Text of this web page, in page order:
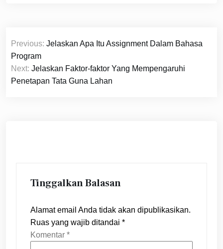
Navigasi
pos
Previous: Jelaskan Apa Itu Assignment Dalam Bahasa
Program
Next: Jelaskan Faktor-faktor Yang Mempengaruhi
Penetapan Tata Guna Lahan
Tinggalkan Balasan
Alamat email Anda tidak akan dipublikasikan.
Ruas yang wajib ditandai *
Komentar *